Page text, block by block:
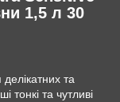
1,5 л 30
делікатних та
тонкі та чутливі